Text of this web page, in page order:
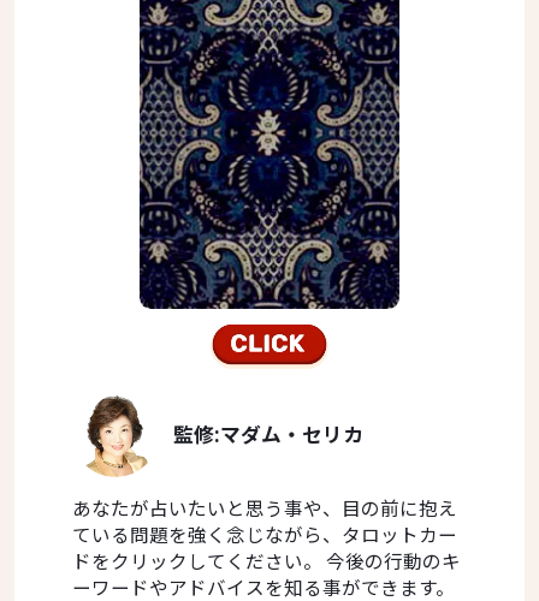
監修:マダム・セリカ
あなたが占いたいと思う事や、目の前に抱え
ている問題を強く念じながら、タロットカー
ドをクリックしてください。 今後の行動のキ
ーワードやアドバイスを知る事ができます。